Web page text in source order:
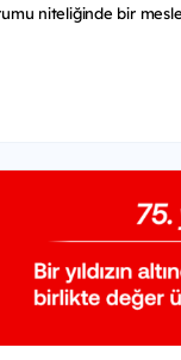
niteliğinde bir